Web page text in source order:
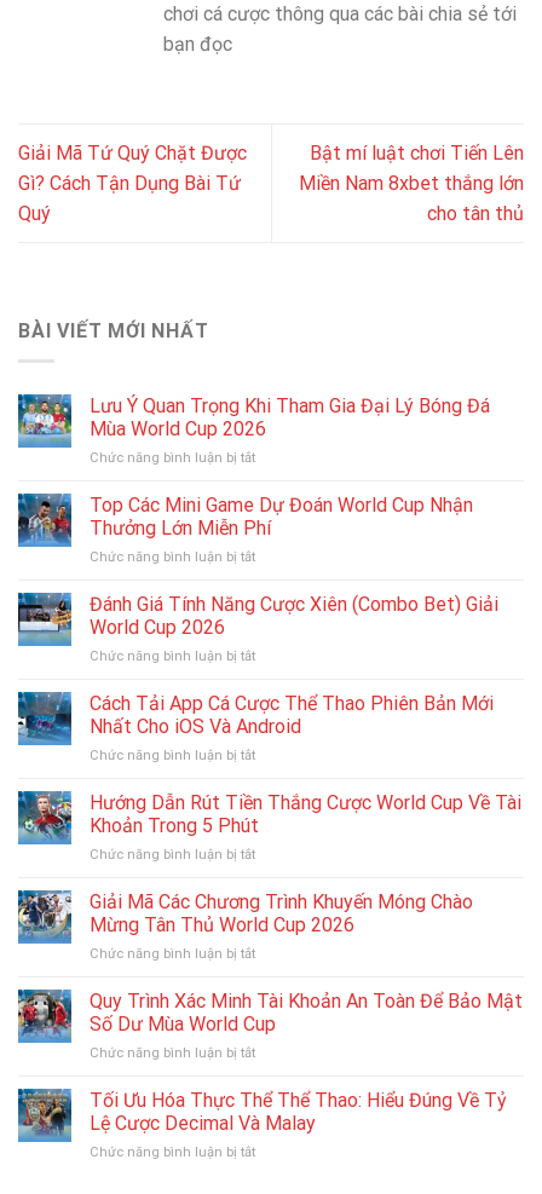
chơi cá cược thông qua các bài chia sẻ tới
bạn đọc
Giải Mã Tứ Quý Chặt Được
Gì? Cách Tận Dụng Bài Tứ
Quý
Bật mí luật chơi Tiến Lên
Miền Nam 8xbet thắng lớn
cho tân thủ
BÀI VIẾT MỚI NHẤT
Lưu Ý Quan Trọng Khi Tham Gia Đại Lý Bóng Đá
Mùa World Cup 2026
Chức năng bình luận bị tắtở
Ý
Quan
Trọng
Khi
Gia
Bóng
Mùa
World
2026
Top Các Mini Game Dự Đoán World Cup Nhận
Thưởng Lớn Miễn Phí
Chức năng bình luận bị tắtở
Các
Dự
World
Cup
Thưởng
Miễn
Phí
Đánh Giá Tính Năng Cược Xiên (Combo Bet) Giải
World Cup 2026
Chức năng bình luận bị tắtở
Giá
Tính
Năng
Cược
(Combo
Bet)
World
2026
Cách Tải App Cá Cược Thể Thao Phiên Bản Mới
Nhất Cho iOS Và Android
Chức năng bình luận bị tắtở
Tải
Cá
Cược
Thao
Phiên
Mới
Cho
iOS
Android
Hướng Dẫn Rút Tiền Thắng Cược World Cup Về Tài
Khoản Trong 5 Phút
Chức năng bình luận bị tắtở
Dẫn
Rút
Tiền
Thắng
World
Cup
Về
Tài
Trong
5
Giải Mã Các Chương Trình Khuyến Móng Chào
Mừng Tân Thủ World Cup 2026
Chức năng bình luận bị tắtở
Mã
Chương
Trình
Móng
Chào
Tân
Quy Trình Xác Minh Tài Khoản An Toàn Để Bảo Mật
Số Dư Mùa World Cup
Chức năng bình luận bị tắtở
Trình
Xác
Minh
Tài
Tối Ưu Hóa Thực Thể Thể Thao: Hiểu Đúng Về Tỷ
Lệ Cược Decimal Và Malay
Chức năng bình luận bị tắtở